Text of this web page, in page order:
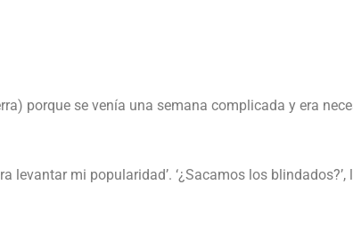
porque se venía una semana complicada y era
mi popularidad’. ‘¿Sacamos los blindados?’,